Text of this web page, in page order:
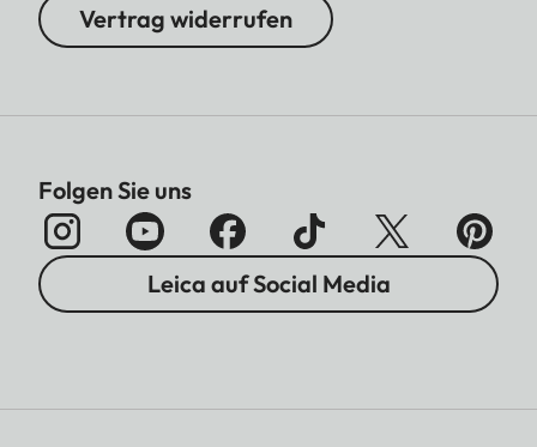
Vertrag widerrufen
Folgen Sie uns
Leica auf Social Media